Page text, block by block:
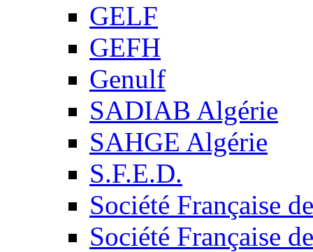
GELF
GEFH
Genulf
SADIAB Algérie
SAHGE Algérie
S.F.E.D.
Société Française
Société Française